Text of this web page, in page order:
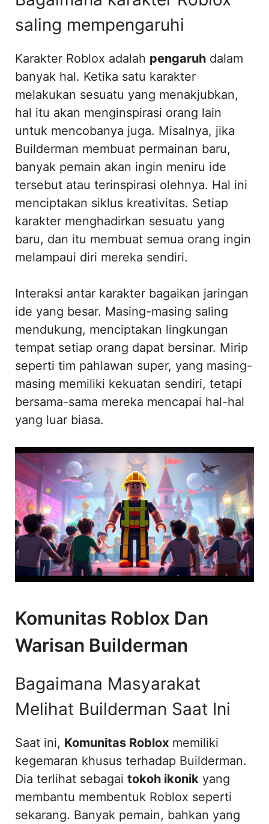
saling mempengaruhi
Karakter Roblox adalah pengaruh dalam
banyak hal. Ketika satu karakter
melakukan sesuatu yang menakjubkan,
hal itu akan menginspirasi orang lain
untuk mencobanya juga. Misalnya, jika
Builderman membuat permainan baru,
banyak pemain akan ingin meniru ide
tersebut atau terinspirasi olehnya. Hal ini
menciptakan siklus kreativitas. Setiap
karakter menghadirkan sesuatu yang
baru, dan itu membuat semua orang ingin
melampaui diri mereka sendiri.
Interaksi antar karakter bagaikan jaringan
ide yang besar. Masing-masing saling
mendukung, menciptakan lingkungan
tempat setiap orang dapat bersinar. Mirip
seperti tim pahlawan super, yang masing-
masing memiliki kekuatan sendiri, tetapi
bersama-sama mereka mencapai hal-hal
yang luar biasa.
Komunitas Roblox Dan
Warisan Builderman
Bagaimana Masyarakat
Melihat Builderman Saat Ini
Saat ini, Komunitas Roblox memiliki
kegemaran khusus terhadap Builderman.
Dia terlihat sebagai tokoh ikonik yang
membantu membentuk Roblox seperti
sekarang. Banyak pemain, bahkan yang